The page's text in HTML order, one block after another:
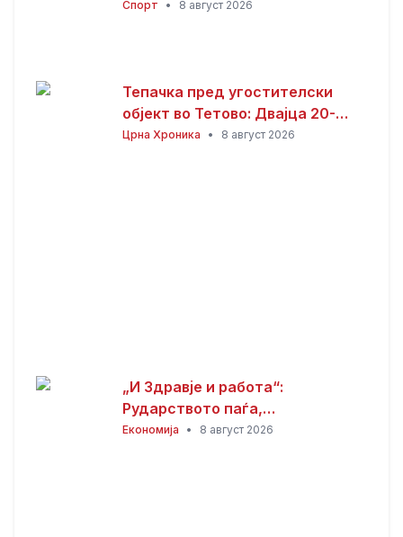
Спорт • 8 август 2026
Тепачка пред угостителски
објект во Тетово: Двајца 20-
годишници избодени со нож,
Црна Хроника • 8 август 2026
„И Здравје и работа“:
Рударството паѓа,
инвестициите стојат –
Економија • 8 август 2026